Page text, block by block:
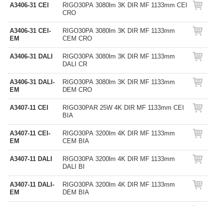
A3406-31 CEI
RIGO30PA 3080lm 3K DIR MF 1133mm CEI
CRO
A3406-31 CEI-
EM
RIGO30PA 3080lm 3K DIR MF 1133mm
CEM CRO
A3406-31 DALI
RIGO30PA 3080lm 3K DIR MF 1133mm
DALI CR
A3406-31 DALI-
EM
RIGO30PA 3080lm 3K DIR MF 1133mm
DEM CRO
A3407-11 CEI
RIGO30PAR 25W 4K DIR MF 1133mm CEI
BIA
A3407-11 CEI-
EM
RIGO30PA 3200lm 4K DIR MF 1133mm
CEM BIA
A3407-11 DALI
RIGO30PA 3200lm 4K DIR MF 1133mm
DALI BI
A3407-11 DALI-
EM
RIGO30PA 3200lm 4K DIR MF 1133mm
DEM BIA